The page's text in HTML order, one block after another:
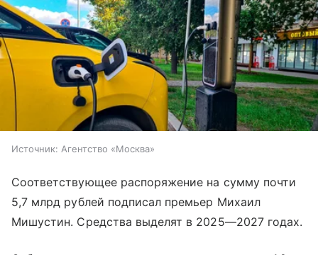
Источник: Агентство «Москва»
Соответствующее распоряжение на сумму почти
5,7 млрд рублей подписал премьер Михаил
Мишустин. Средства выделят в 2025—2027 годах.